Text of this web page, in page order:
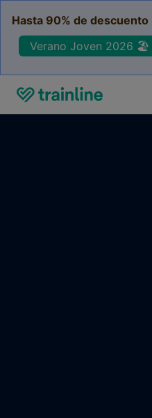
Hasta 90% de descuento
Verano Joven 2026 🏖️